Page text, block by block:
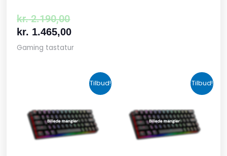
kr.2.190,00
kr. 1.465,00
Gaming tastatur
Tilbud!
oprindelige
pris
var:
kr. 424,00.
aktuelle
pris
er:
kr. 349,00.
Tilbud!
oprindelige
pris
var:
kr.
aktuelle
pris
er:
kr. 679,00.